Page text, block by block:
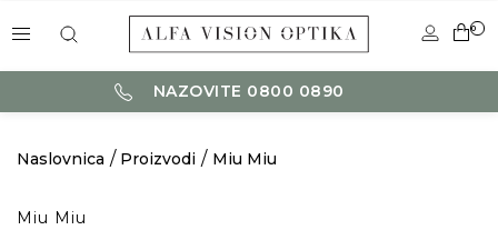
0
NAZOVITE 0800 0890
Naslovnica Proizvodi Miu Miu
Miu Miu